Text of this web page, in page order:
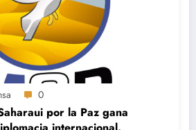
0
por la Paz gana